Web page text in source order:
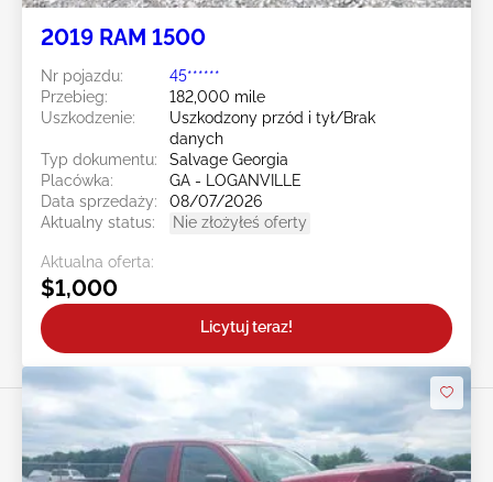
2019 RAM 1500
Nr pojazdu:
45******
Przebieg:
182,000 mile
Uszkodzenie:
Uszkodzony przód i tył/Brak
danych
Typ dokumentu:
Salvage Georgia
Placówka:
GA - LOGANVILLE
Data sprzedaży:
08/07/2026
Aktualny status:
Nie złożyłeś oferty
Aktualna oferta:
$1,000
Licytuj teraz!